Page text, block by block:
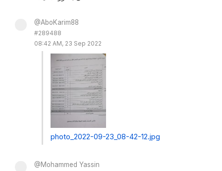
@AboKarim88
#289488
08:42 AM, 23 Sep 2022
photo_2022-09-23_08-42-12.jpg
@Mohammed Yassin